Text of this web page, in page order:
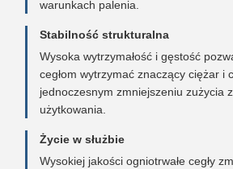
warunkach palenia.
Stabilność strukturalna
Wysoka wytrzymałość i gęstość
cegłom wytrzymać znaczący ciężar i
jednoczesnym zmniejszeniu zużycia
użytkowania.
Życie w służbie
Wysokiej jakości ogniotrwałe cegły